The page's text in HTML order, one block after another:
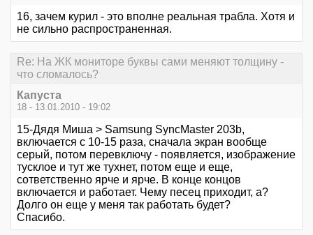
16, зачем курил - это вполне реальная трабла. Хотя и
не сильно распространенная.
Re: На ЖК мониторе буквы сами меняют толщину -
что сломалось?
Капуста
18 - 13.01.2010 - 19:02
15-Дядя Миша > Samsung SyncMaster 203b,
включается с 10-15 раза, сначала экран вообще
серый, потом перевключу - появляется, изображение
тусклое и тут же тухнет, потом еще и еще,
сответственно ярче и ярче. В конце концов
включается и работает. Чему песец приходит, а?
Долго он еще у меня так работать будет?
Спасибо.